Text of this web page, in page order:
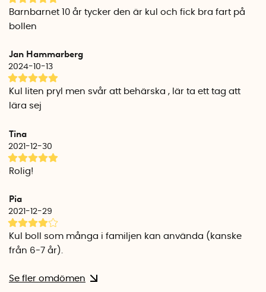
förvaringspåse som du kan förvara boxbollen i.
I paketet
Elastisk lina med en mjuk boxboll
Vattenavstötande förvaringspåse
Licens till Boxbollens app
Barnbarnet 10 år tycker den är kul och fick bra fart på
bollen
Jan Hammarberg
2024-10-13
Kul liten pryl men svår att behärska , lär ta ett tag att
lära sej
Tina
2021-12-30
Rolig!
Pia
2021-12-29
Kul boll som många i familjen kan använda (kanske
från 6-7 år).
Se fler omdömen